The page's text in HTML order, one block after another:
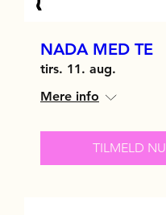
NADA MED TE
tirs. 11. aug.
Mere info
TILMELD NU